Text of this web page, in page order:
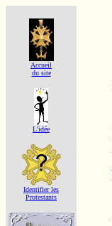
Accueil
du site
L'idée
Identifier les
Protestants